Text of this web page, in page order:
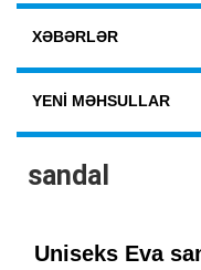
XƏBƏRLƏR
YENI MƏHSULLAR
sandal
Uniseks Eva